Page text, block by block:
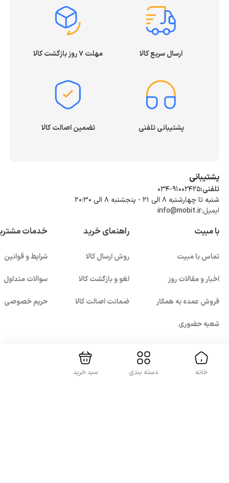
ارسال سریع کالا مهلت ۷ روز بازگشت کالا
پشتیبانی تلفنی تضمین اصالت کالا
پشتیبانی
تلفنی:034-91002425
شنبه تا چهارشنبه ۸ الی ۲۱ - پنجشنبه 8 الی ۲۰:۳۰
ایمیل:info@mobit.ir
با مبیت
تماس با مبیت
اخبار و مقالات روز
فروش عمده به همکار
شعبه حضوری
راهنمای خرید
روش ارسال کالا
لغو و بازگشت کالا
ضمانت اصالت کالا
خدمات
شرایط و قوانین
سوالات متداول
حریم خصوصی
با ما همراه باشید
خانه دسته بندی سبد خرید